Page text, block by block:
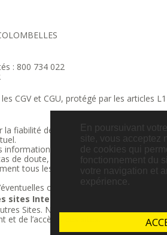
En poursuivant
site, vous acceptez
de cookies qui
fonctionnement du
votre navigation et
expérience.
: 800 734 022
CGV et CGU, protégé par les articles
la fiabilité de toutes les informations
contenus sur ce site ont
de doute, il appartient à l’utilisateur
tous les documents présentés sur
omissions ou erreurs, et de
sites Internet :
Sites. Nous ne prenons aucun
de l’accès à ces sites.